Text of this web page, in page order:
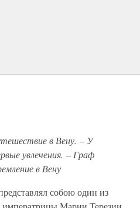
в Вену. – У
увлечения. – Граф
в Вену
собою один из